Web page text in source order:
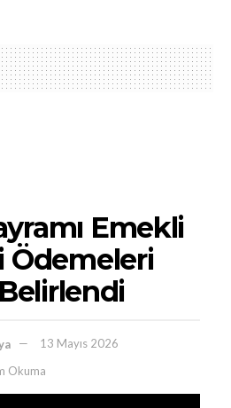
Emekli
Ödemeleri
13 Mayıs 2026
Okuma